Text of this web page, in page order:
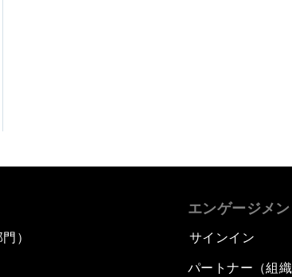
）
エンゲージメン
サインイン
パートナー（組